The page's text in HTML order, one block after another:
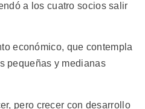
a los cuatro socios salir
económico, que contempla
pequeñas y medianas
pero crecer con desarrollo